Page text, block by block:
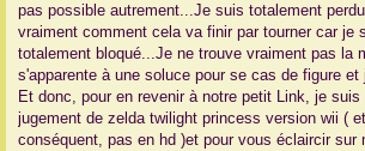
pas possible autrement...Je suis totalement
vraiment comment cela va finir par tourner car je
totalement bloqué...Je ne trouve vraiment pas la
s'apparente à une soluce pour se cas de figure et
Et donc, pour en revenir à notre petit Link, je
jugement de zelda twilight princess version wii (
conséquent, pas en hd )et pour vous éclaircir sur